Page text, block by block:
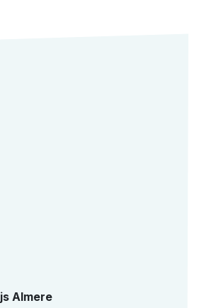
Almere